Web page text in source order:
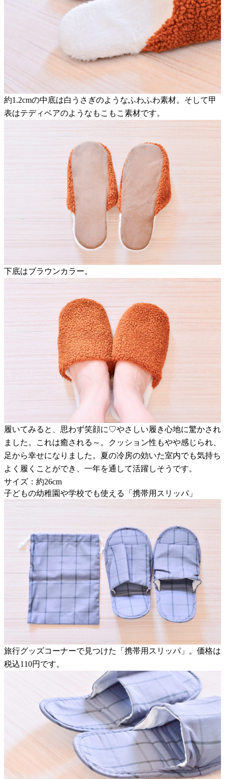
約1.2cmの中底は白うさぎのようなふわふわ素材。そして甲
表はテディベアのようなもこもこ素材です。
下底はブラウンカラー。
履いてみると、思わず笑顔に♡やさしい履き心地に驚かされ
ました。これは癒される～。クッション性もやや感じられ、
足から幸せになりました。夏の冷房の効いた室内でも気持ち
よく履くことができ、一年を通して活躍しそうです。
サイズ：約26cm
子どもの幼稚園や学校でも使える「携帯用スリッパ」
旅行グッズコーナーで見つけた「携帯用スリッパ」。価格は
税込110円です。